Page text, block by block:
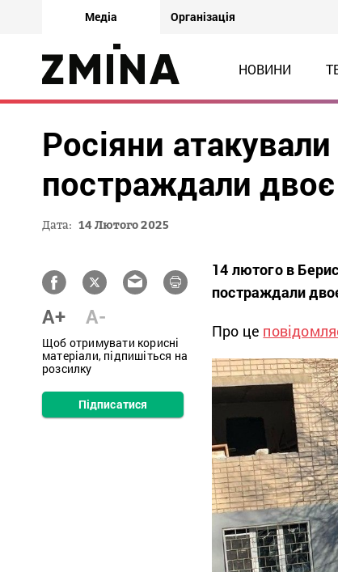
Медіа Організація
НОВИНИ
Росіяни
постраждали
Дата: 14 Лютого 2025
A+ A-
Щоб отримувати корисні
матеріали, підпишіться на
розсилку
Підписатися
14 лютого в
постраждали
Про це